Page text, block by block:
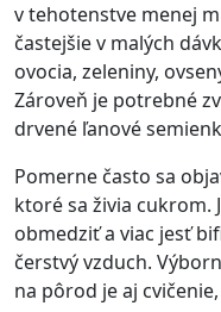
v tehotenstve menej
častejšie v malých
ovocia, zeleniny,
Zároveň je potrebné
drvené ľanové
Pomerne často sa
ktoré sa živia cukrom.
obmedziť a viac jesť
čerstvý vzduch.
na pôrod je aj